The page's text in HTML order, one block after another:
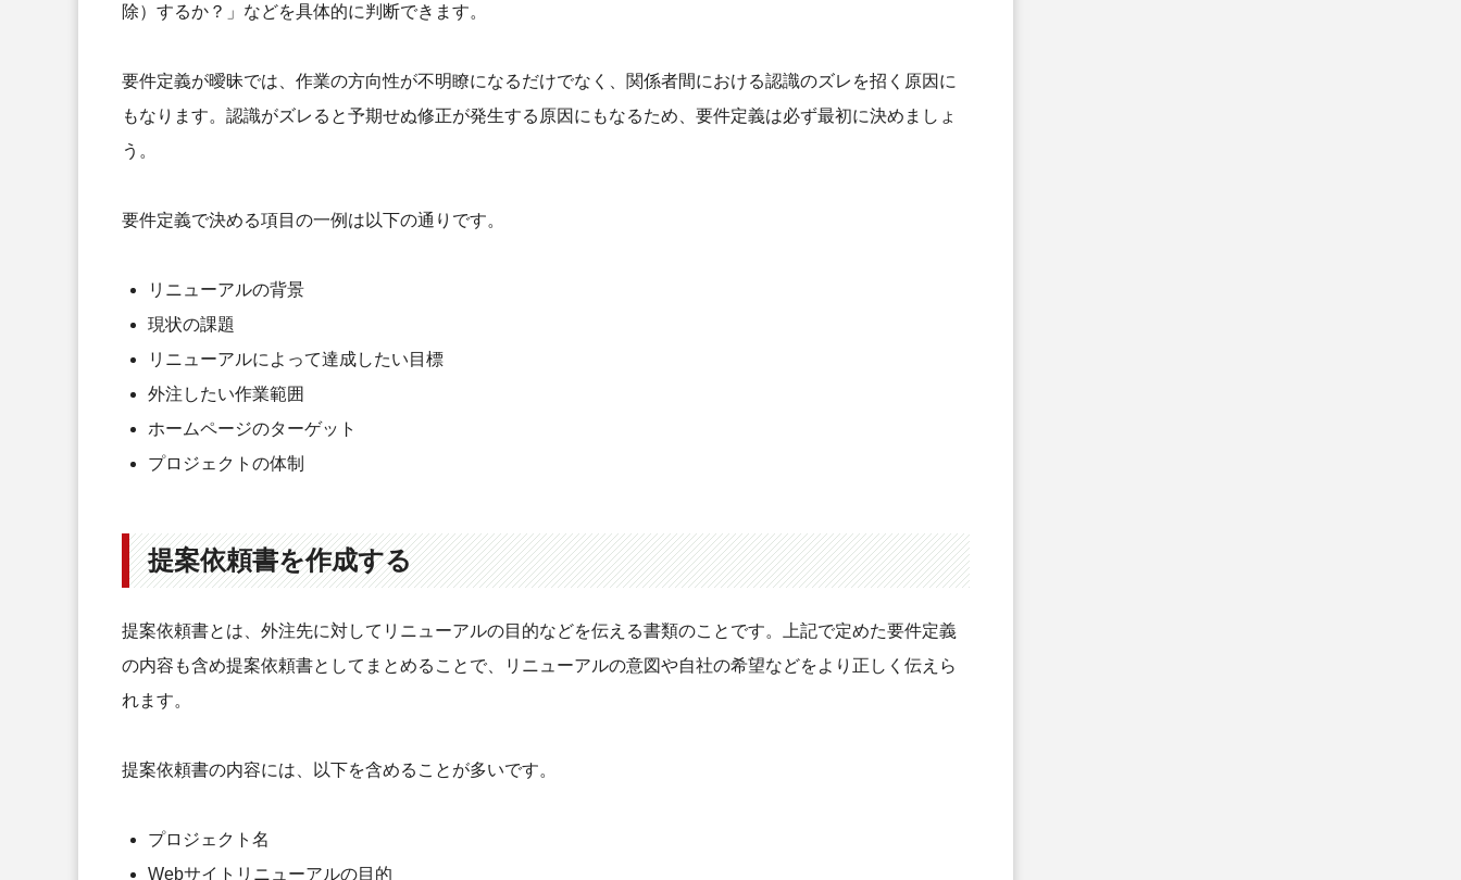
除）するか？」などを具体的に判断できます。
要件定義が曖昧では、作業の方向性が不明瞭になるだけでなく、関係者間における認識のズレを招く原因に
もなります。認識がズレると予期せぬ修正が発生する原因にもなるため、要件定義は必ず最初に決めましょ
う。
要件定義で決める項目の一例は以下の通りです。
リニューアルの背景
現状の課題
リニューアルによって達成したい目標
外注したい作業範囲
ホームページのターゲット
プロジェクトの体制
提案依頼書を作成する
提案依頼書とは、外注先に対してリニューアルの目的などを伝える書類のことです。上記で定めた要件定義
の内容も含め提案依頼書としてまとめることで、リニューアルの意図や自社の希望などをより正しく伝えら
れます。
提案依頼書の内容には、以下を含めることが多いです。
プロジェクト名
Webサイトリニューアルの目的